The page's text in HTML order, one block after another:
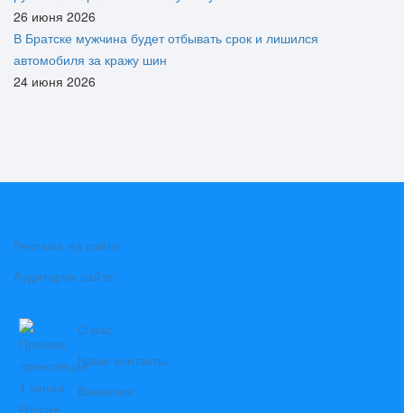
26 июня 2026
В Братске мужчина будет отбывать срок и лишился
автомобиля за кражу шин
24 июня 2026
Реклама на сайте
Аудитория сайта
О нас
Наши контакты
Вакансии